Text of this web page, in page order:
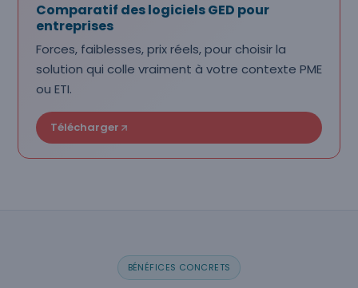
Comparatif des logiciels GED pour
entreprises
Forces, faiblesses, prix réels, pour choisir la
solution qui colle vraiment à votre contexte PME
ou ETI.
Télécharger
BÉNÉFICES CONCRETS